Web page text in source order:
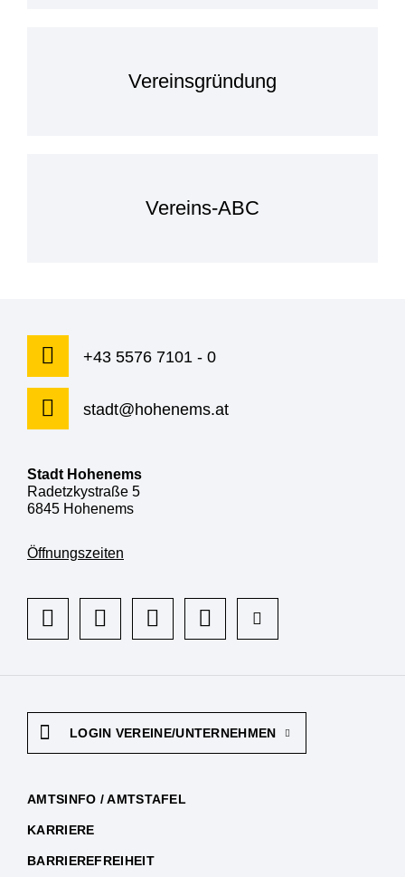
Vereinsgründung
Vereins-ABC
+43 5576 7101 - 0
stadt@hohenems.at
Stadt Hohenems
Radetzkystraße 5
6845 Hohenems
Öffnungszeiten
LOGIN VEREINE/UNTERNEHMEN
AMTSINFO / AMTSTAFEL
KARRIERE
BARRIEREFREIHEIT